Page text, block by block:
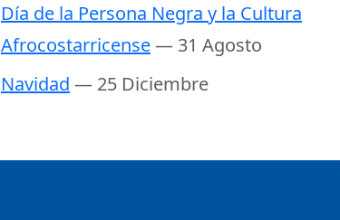
Día de la Persona Negra y la Cultura
Afrocostarricense— 31 Agosto
Navidad — 25 Diciembre